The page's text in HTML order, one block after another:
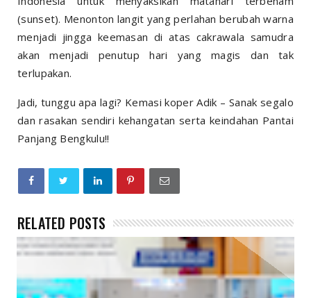
(sunset). Menonton langit yang perlahan berubah warna
menjadi jingga keemasan di atas cakrawala samudra
akan menjadi penutup hari yang magis dan tak
terlupakan.
Jadi, tunggu apa lagi? Kemasi koper Adik – Sanak segalo
dan rasakan sendiri kehangatan serta keindahan Pantai
Panjang Bengkulu!!
RELATED POSTS